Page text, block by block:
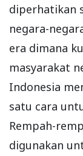
diperhatikan
negara-
era dimana
masyarakat
Indonesia
satu cara
Rempah-
digunakan